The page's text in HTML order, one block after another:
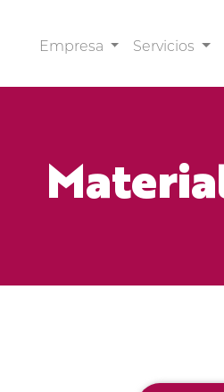
Empresa Servicios